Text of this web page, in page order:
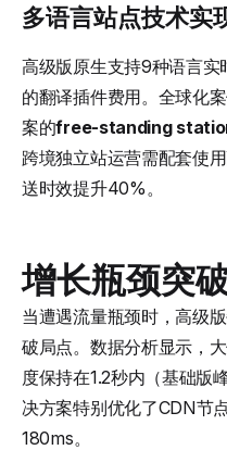
多语言站点技术实
高级版原生支持9种语言
的翻译插件费用。全球化
案的free-standing
跨境独立站运营需配套使
送时效提升40%。
增长瓶颈突
当遭遇流量瓶颈时，高级
破局点。数据分析显示，
度保持在1.2秒内（基础版
决方案特别优化了CDN节
180ms。